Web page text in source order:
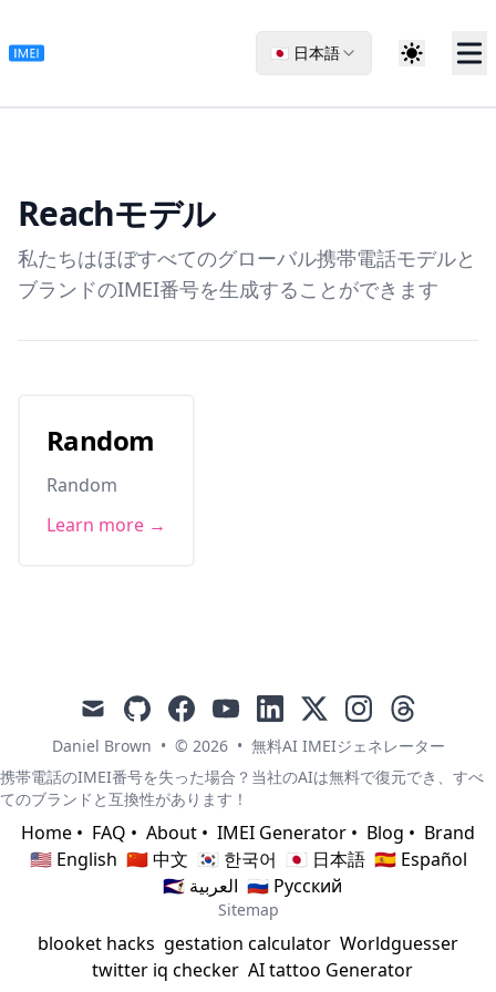
🇯🇵 日本語
Reachモデル
私たちはほぼすべてのグローバル携帯電話モデルと
ブランドのIMEI番号を生成することができます
Random
Random
Learn more →
mail githubfacebookyoutubelinkedin
x instagramthreads
Daniel Brown • © 2026 • 無料AI IMEIジェネレーター
携帯電話のIMEI番号を失った場合？当社のAIは無料で復元でき、すべ
てのブランドと互換性があります！
Home • FAQ • About • IMEI Generator • Blog • Brand
🇺🇸 English 🇨🇳 中文 🇰🇷 한국어 🇯🇵 日本語 🇪🇸 Español
🇸🇦 العربية 🇷🇺 Русский
Sitemap
blooket hacks gestation calculator Worldguesser
twitter iq checker AI tattoo Generator